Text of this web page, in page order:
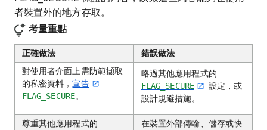
者裝置外的地方存取。
考量重點
正確做法
錯誤做法
對使用者介面上需防範擷取
的私密資料，宣告
FLAG_SECURE。
略過其他應用程式的
FLAG_SECURE
設定，或
設計規避措施。
尊重其他應用程式的
在裝置外部傳輸、儲存或快